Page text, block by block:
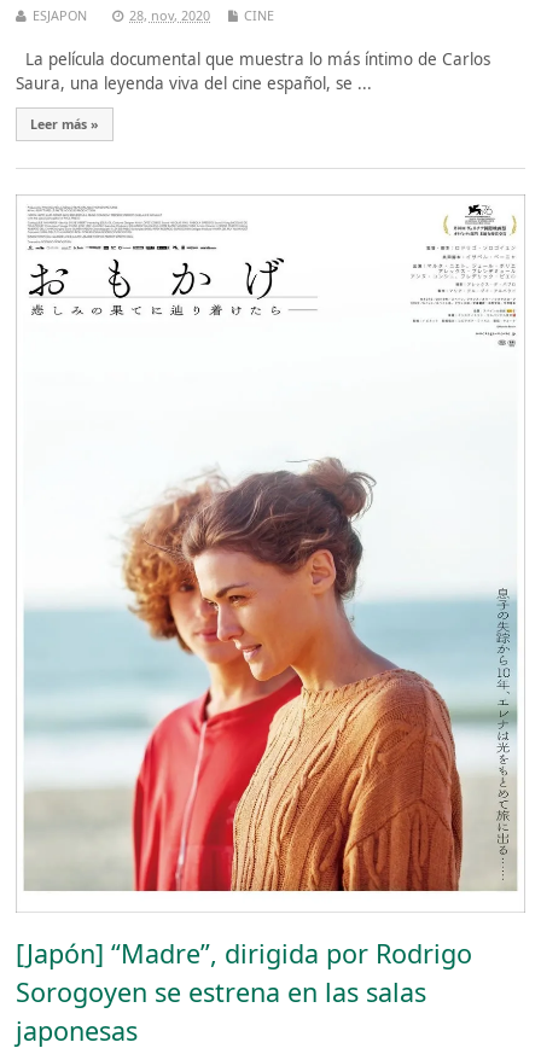
ESJAPON 28, nov, 2020 CINE
La película documental que muestra lo más íntimo de Carlos
Saura, una leyenda viva del cine español, se ...
Leer más »
[Japón] “Madre”, dirigida por Rodrigo
Sorogoyen se estrena en las salas
japonesas